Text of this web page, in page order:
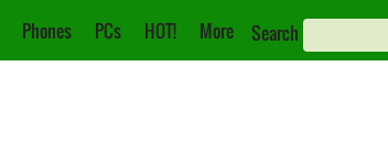
Phones PCs HOT! More Search